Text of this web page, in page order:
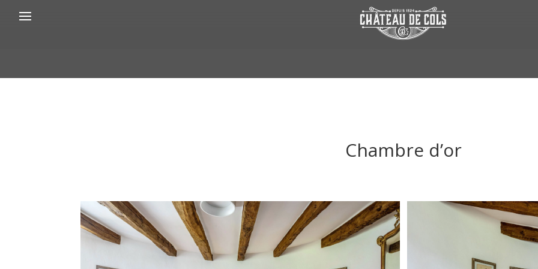
Chambre d’or